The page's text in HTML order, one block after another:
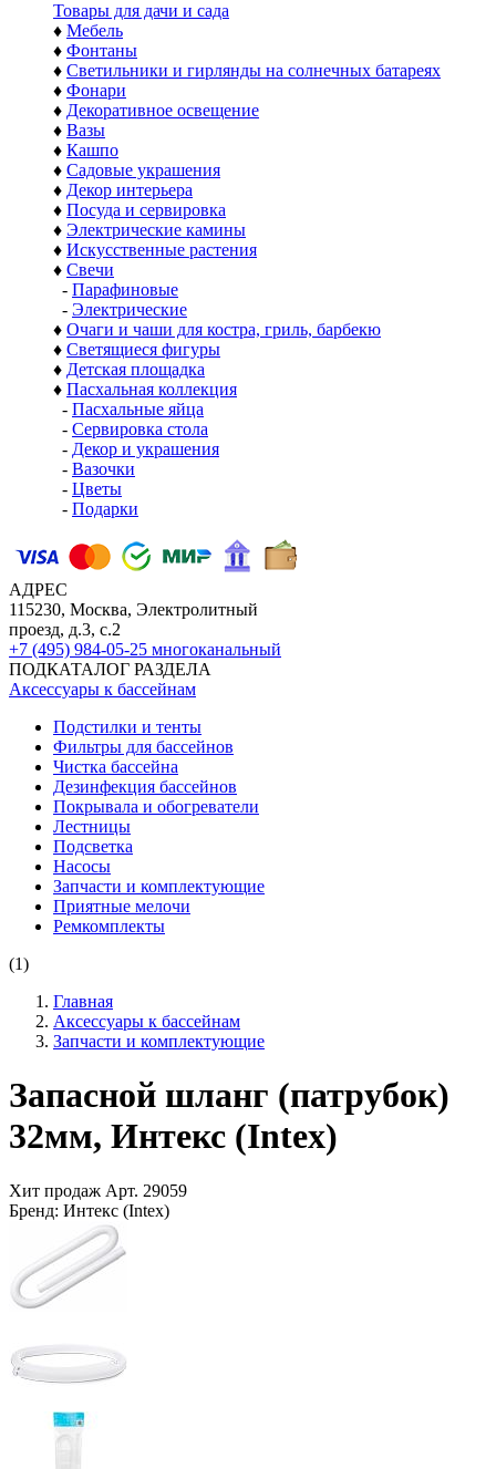
Товары для дачи и сада
♦ Мебель
♦ Фонтаны
♦ Светильники и гирлянды на солнечных батареях
♦ Фонари
♦ Декоративное освещение
♦ Вазы
♦ Кашпо
♦ Садовые украшения
♦ Декор интерьера
♦ Посуда и сервировка
♦ Электрические камины
♦ Искусственные растения
♦ Свечи
- Парафиновые
- Электрические
♦ Очаги и чаши для костра, гриль, барбекю
♦ Светящиеся фигуры
♦ Детская площадка
♦ Пасхальная коллекция
- Пасхальные яйца
- Сервировка стола
- Декор и украшения
- Вазочки
- Цветы
- Подарки
АДРЕС
115230, Москва, Электролитный
проезд, д.3, с.2
+7 (495) 984-05-25 многоканальный
ПОДКАТАЛОГ РАЗДЕЛА
Аксессуары к бассейнам
Подстилки и тенты
Фильтры для бассейнов
Чистка бассейна
Дезинфекция бассейнов
Покрывала и обогреватели
Лестницы
Подсветка
Насосы
Запчасти и комплектующие
Приятные мелочи
Ремкомплекты
(1)
Главная
Аксессуары к бассейнам
Запчасти и комплектующие
Запасной шланг (патрубок)
32мм, Интекс (Intex)
Хит продаж Арт. 29059
Бренд: Интекс (Intex)